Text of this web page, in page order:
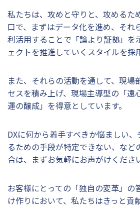
私たちは、攻めと守りと、攻めるた
口で、まずはデータ化を進め、それ
利活用することで「論より証拠」を
ェクトを推進していくスタイルを採
また、それらの活動を通して、現場
セスを積み上げ、現場主導型の「遠
運の醸成」を得意としています。
DXに何から着手すべきか悩ましい
るための手段が特定できない、など
合は、まずお気軽にお声がけくださ
お客様にとっての「独自の変革」の
け作りにおいて、私たちはきっと貢